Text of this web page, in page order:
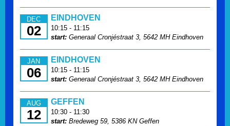
DEC
02
EINDHOVEN
10:15 - 11:15
start:Generaal Cronjéstraat 3, 5642 MH Eindhoven
JAN
06
EINDHOVEN
10:15 - 11:15
start:Generaal Cronjéstraat 3, 5642 MH Eindhoven
AUG
12
GEFFEN
10:30 - 11:30
start:Bredeweg 59, 5386 KN Geffen